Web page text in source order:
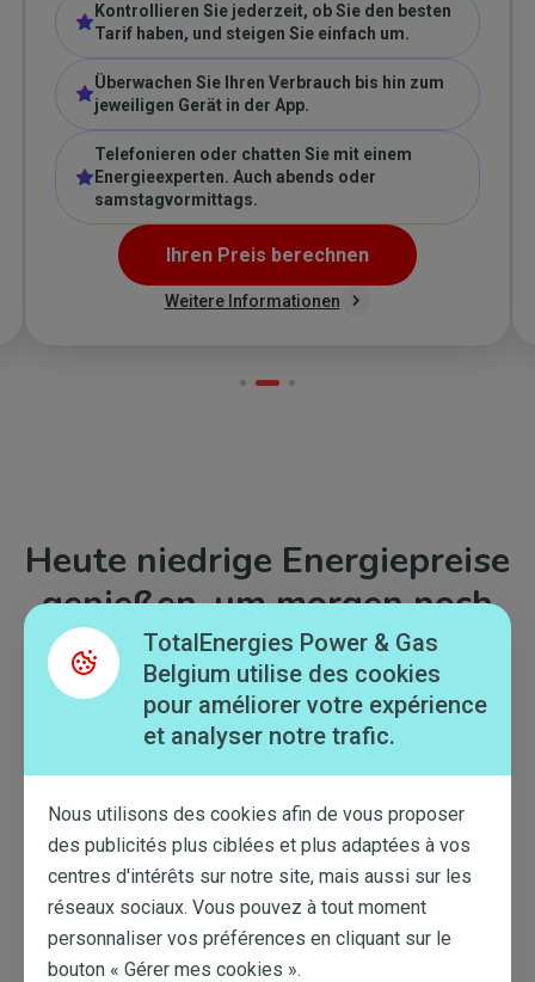
Kontrollieren Sie jederzeit, ob Sie den besten
Tarif haben, und steigen Sie einfach um.
Überwachen Sie Ihren Verbrauch bis hin zum
jeweiligen Gerät in der App.
Telefonieren oder chatten Sie mit einem
Energieexperten. Auch abends oder
samstagvormittags.
Ihren Preis berechnen
Weitere Informationen
Heute niedrige Energiepreise
genießen, um morgen noch
mehr zu sparen
TotalEnergies Power & Gas
Belgium utilise des cookies
pour améliorer votre expérience
et analyser notre trafic.
Nous utilisons des cookies afin de vous proposer
des publicités plus ciblées et plus adaptées à vos
centres d'intérêts sur notre site, mais aussi sur les
réseaux sociaux. Vous pouvez à tout moment
personnaliser vos préférences en cliquant sur le
bouton « Gérer mes cookies ».